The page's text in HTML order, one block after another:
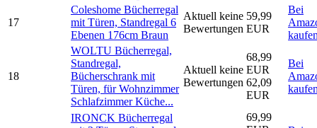
17
Coleshome Bücherregal
mit Türen, Standregal 6
Ebenen 176cm Braun
Aktuell keine
Bewertungen
59,99
EUR
Bei
18
WOLTU Bücherregal,
Standregal,
Bücherschrank mit
Türen, für Wohnzimmer
Schlafzimmer Küche...
Aktuell keine
Bewertungen
68,99
EUR
62,09
EUR
Bei
IRONCK Bücherregal
69,99